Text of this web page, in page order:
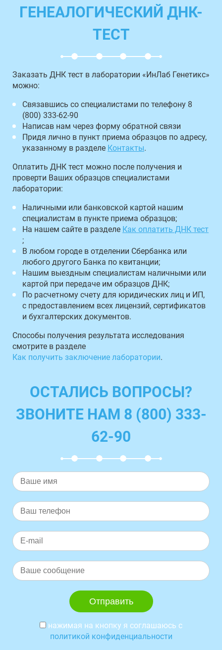
ГЕНЕАЛОГИЧЕСКИЙ ДНК-
ТЕСТ
Заказать ДНК тест в лаборатории «ИнЛаб Генетикс»
можно:
Связавшись со специалистами по телефону 8
(800) 333-62-90
Написав нам через форму обратной связи
Придя лично в пункт приема образцов по адресу,
указанному в разделе Контакты.
Оплатить ДНК тест можно после получения и
проверти Ваших образцов специалистами
лаборатории:
Наличными или банковской картой нашим
специалистам в пункте приема образцов;
На нашем сайте в разделе Как оплатить ДНК тест
;
В любом городе в отделении Сбербанка или
любого другого Банка по квитанции;
Нашим выездным специалистам наличными или
картой при передаче им образцов ДНК;
По расчетному счету для юридических лиц и ИП,
с предоставлением всех лицензий, сертификатов
и бухгалтерских документов.
Способы получения результата исследования
смотрите в разделе
Как получить заключение лаборатории.
ОСТАЛИСЬ ВОПРОСЫ?
ЗВОНИТЕ НАМ 8 (800) 333-
62-90
нажимая на кнопку я соглашаюсь с
политикой конфиденциальности